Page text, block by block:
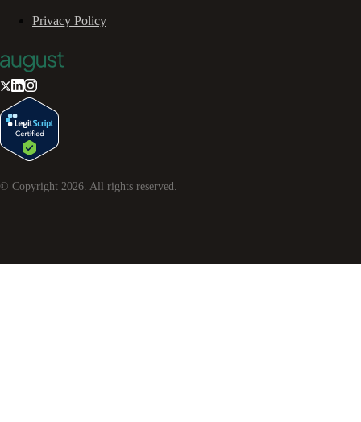
Privacy Policy
© Copyright 2026 . All rights reserved.